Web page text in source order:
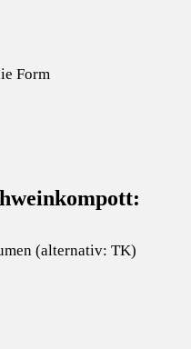
Form
(alternativ: TK)